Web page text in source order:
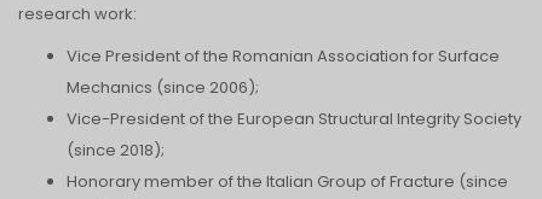
research work:
Vice President of the Romanian Association for Surface
Mechanics (since 2006);
Vice-President of the European Structural Integrity Society
(since 2018);
Honorary member of the Italian Group of Fracture (since